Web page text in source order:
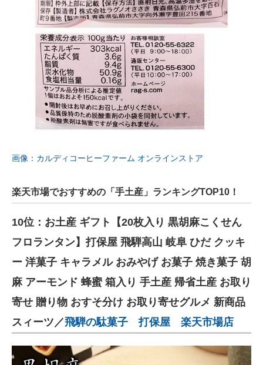
画像：カルディコーヒーファーム オンラインストア
楽天市場でおすすめの「手土産」ランキングTOP10！
10位：お土産 ギフト【20枚入り 黒胡麻こくせん
フロランタン】打保屋 飛騨高山 岐阜 ひだ クッキ
ー 洋菓子 キャラメル おみやげ お菓子 焼き菓子 胡
麻 アーモンド 蜂蜜 箱入り 手土産 帰省土産 お取り
寄せ 贈り物 おすそ分け お取り寄せグルメ 新商品
スィーツ／飛騨の駄菓子 打保屋 楽天市場店